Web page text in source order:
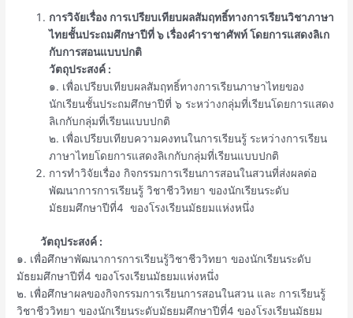
การวิจัยเรื่อง การเปรียบเทียบผลสัมฤทธิ์ทางการเรียนวิชาภาษา
ไทยชั้นประถมศึกษาปีที่ ๖ เรื่องคำราชาศัพท์ โดยการแสดงลิเก
กับการสอนแบบปกติ
วัตถุประสงค์ :
๑. เพื่อเปรียบเทียบผลสัมฤทธิ์ทางการเรียนภาษาไทยของ
นักเรียนชั้นประถมศึกษาปีที่ ๖ ระหว่างกลุ่มที่เรียนโดยการแสดง
ลิเกกับกลุ่มที่เรียนแบบปกติ
๒. เพื่อเปรียบเทียบความคงทนในการเรียนรู้ ระหว่างการเรียน
ภาษาไทยโดยการแสดงลิเกกับกลุ่มที่เรียนแบบปกติ
การทำวิจัยเรื่อง กิจกรรมการเรียนการสอนในสวนที่ส่งผลต่อ
พัฒนาการการเรียนรู้ วิชาชีววิทยา ของนักเรียนระดับ
มัธยมศึกษาปีที่4 ของโรงเรียนมัธยมแห่งหนึ่ง
วัตถุประสงค์ :
๑. เพื่อศึกษาพัฒนาการการเรียนรู้วิชาชีววิทยา ของนักเรียนระดับ
มัธยมศึกษาปีที่4 ของโรงเรียนมัธยมแห่งหนึ่ง
๒. เพื่อศึกษาผลของกิจกรรมการเรียนการสอนในสวน และ การเรียนรู้
วิชาชีววิทยา ของนักเรียนระดับมัธยมศึกษาปีที่4 ของโรงเรียนมัธยม